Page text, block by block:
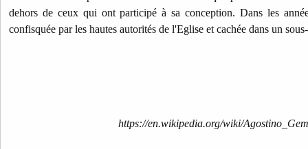
dehors de ceux qui ont participé à sa conception. Dans les
confisquée par les hautes autorités de l'Eglise et cachée dans un
https://en.wikipedia.org/wiki/